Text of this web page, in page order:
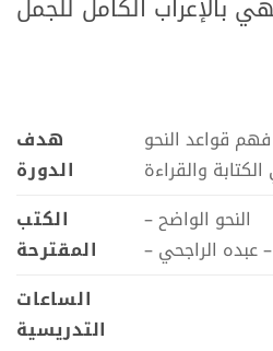
هدف
الدورة
قواعد النحو
الكتب
المقترحة
– النحو الواضح
– عبده الراجحي
الساعات
التدريسية